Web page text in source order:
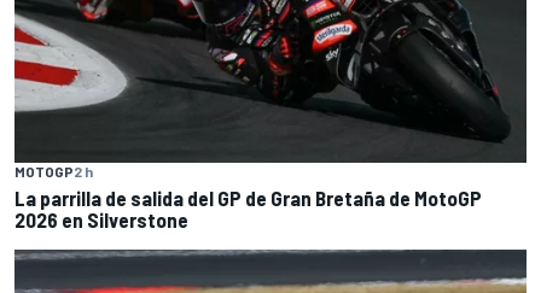
MOTOGP2 h
La parrilla de salida del GP de Gran Bretaña de MotoGP
2026 en Silverstone